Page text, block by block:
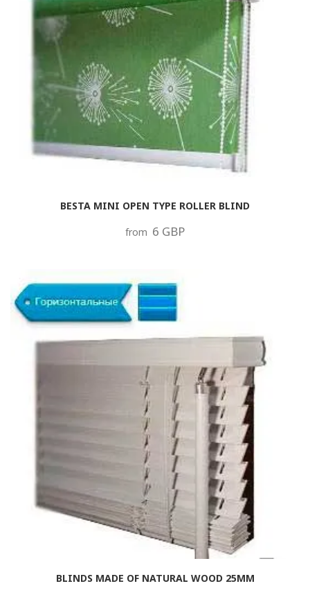
BESTA MINI OPEN TYPE ROLLER BLIND
from 6 GBP
BLINDS MADE OF NATURAL WOOD 25MM